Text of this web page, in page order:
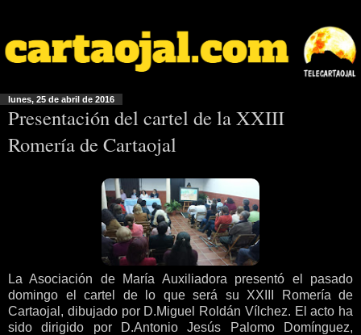
lunes, 25 de abril de 2016
Presentación del cartel de la XXIII
Romería de Cartaojal
La Asociación de María Auxiliadora presentó el pasado
domingo el cartel de lo que será su XXIII Romería de
Cartaojal, dibujado por D.Miguel Roldán Vílchez. El acto ha
sido dirigido por D.Antonio Jesús Palomo Domínguez,